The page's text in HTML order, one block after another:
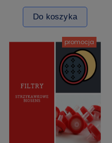
Do koszyka
promocja